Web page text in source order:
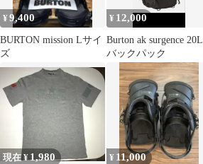
¥9,400
BURTON mission Lサイ
ズ
¥ 12,000
Burton ak surgence 20L
バックパック
現在 ¥ 1,980 ¥ 11,000